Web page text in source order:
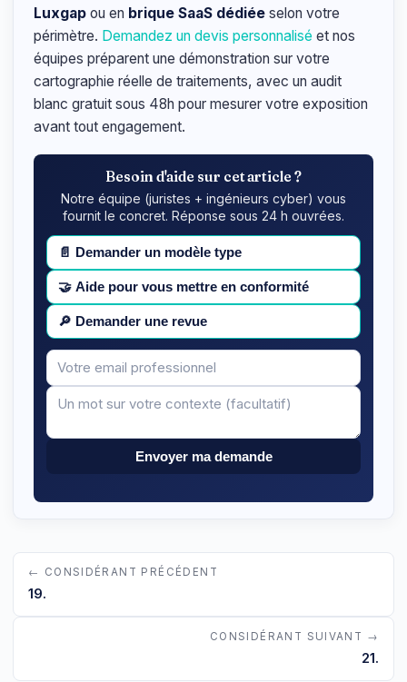
Luxgap ou en brique SaaS dédiée selon votre
périmètre. Demandez un devis personnalisé et nos
équipes préparent une démonstration sur votre
cartographie réelle de traitements, avec un audit
blanc gratuit sous 48h pour mesurer votre exposition
avant tout engagement.
Besoin d'aide sur cet article ?
Notre équipe (juristes + ingénieurs cyber) vous
fournit le concret. Réponse sous 24 h ouvrées.
📄 Demander un modèle type
🤝 Aide pour vous mettre en conformité
🔎 Demander une revue
Votre
email
Message
Envoyer ma demande
← CONSIDÉRANT PRÉCÉDENT
19.
CONSIDÉRANT SUIVANT →
21.